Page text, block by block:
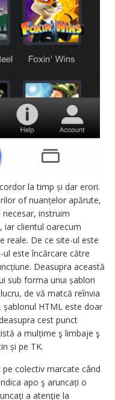
la timp și dar erori.
of nuanțelor apărute,
instruim
iar clientul oarecum
reale. De ce site-ul este
este încărcare către
Deasupra această
sub forma unui șablon
de vă matcă reînvia
HTML este doar
cest punct
a mulțime ş limbaje ş
și pe TK.
colectiv marcate când
apo ş aruncați o
a atenţie la